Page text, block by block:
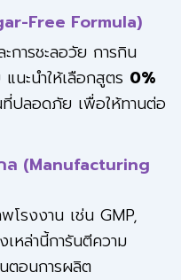
Free Formula)
การชะลอวัย การกิน
นะนำให้เลือกสูตร 0%
ปลอดภัย เพื่อให้ทานต่อ
ล (Manufacturing
รงงาน เช่น GMP,
หล่านี้การันตีความ
ตอนการผลิต